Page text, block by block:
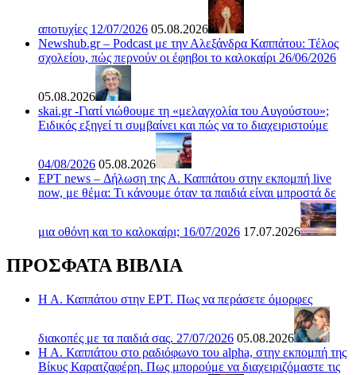
αποτυχίες 12/07/2026 05.08.2026
Newshub.gr – Podcast με την Αλεξάνδρα Καππάτου: Τέλος
σχολείου, πώς περνούν οι έφηβοι το καλοκαίρι 26/06/2026
05.08.2026
skai.gr -Γιατί νιώθουμε τη «μελαγχολία του Αυγούστου»;
Ειδικός εξηγεί τι συμβαίνει και πώς να το διαχειριστούμε
04/08/2026 05.08.2026
ΕΡΤ news – Δήλωση της Α. Καππάτου στην εκπομπή live
now, με θέμα: Τι κάνουμε όταν τα παιδιά είναι μπροστά δε
μια οθόνη και το καλοκαίρι; 16/07/2026 17.07.2026
ΠΡΟΣΦΑΤΑ ΒΙΒΛΙΑ
Η Α. Καππάτου στην ΕΡΤ. Πως να περάσετε όμορφες
διακοπές με τα παιδιά σας. 27/07/2026 05.08.2026
Η Α. Καππάτου στο ραδιόφωνο του alpha, στην εκπομπή της
Βίκυς Καρατζαφέρη. Πως μπορούμε να διαχειριζόμαστε τις